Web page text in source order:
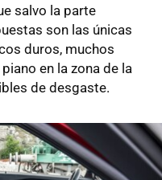
salvo la parte
son las únicas
duros, muchos
en la zona de la
de desgaste.